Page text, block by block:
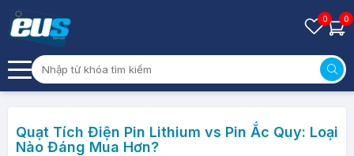
0 0
Quạt Tích Điện Pin Lithium vs Pin Ắc Quy: Loại
Nào Đáng Mua Hơn?